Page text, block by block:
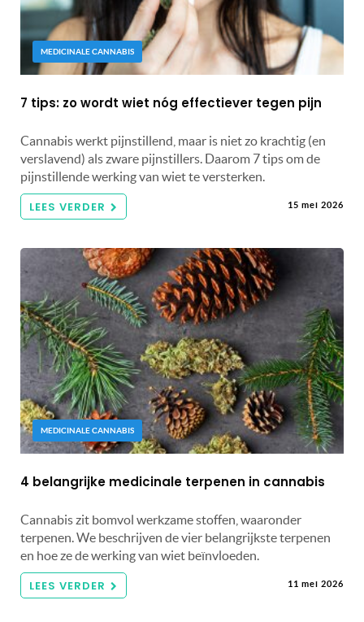
MEDICINALE CANNABIS
7 tips: zo wordt wiet nóg effectiever tegen pijn
Cannabis werkt pijnstillend, maar is niet zo krachtig (en
verslavend) als zware pijnstillers. Daarom 7 tips om de
pijnstillende werking van wiet te versterken.
LEES VERDER 15 mei 2026
MEDICINALE CANNABIS
4 belangrijke medicinale terpenen in cannabis
Cannabis zit bomvol werkzame stoffen, waaronder
terpenen. We beschrijven de vier belangrijkste terpenen
en hoe ze de werking van wiet beïnvloeden.
LEES VERDER 11 mei 2026